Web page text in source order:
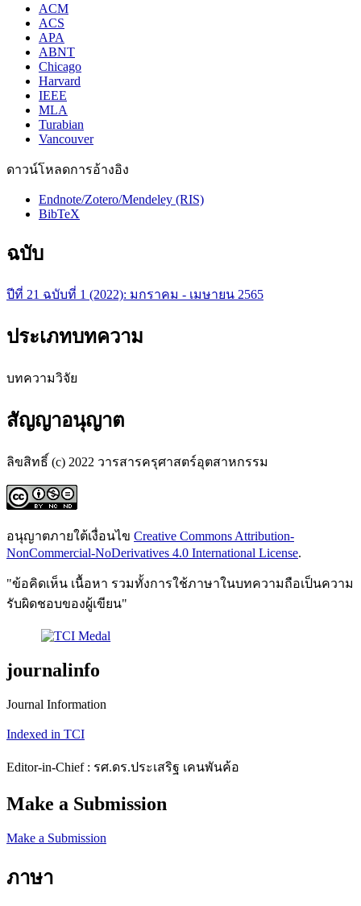
ACM
ACS
APA
ABNT
Chicago
Harvard
IEEE
MLA
Turabian
Vancouver
ดาวน์โหลดการอ้างอิง
Endnote/Zotero/Mendeley (RIS)
BibTeX
ฉบับ
ปีที่ 21 ฉบับที่ 1 (2022): มกราคม - เมษายน 2565
ประเภทบทความ
บทความวิจัย
สัญญาอนุญาต
ลิขสิทธิ์ (c) 2022 วารสารครุศาสตร์อุตสาหกรรม
อนุญาตภายใต้เงื่อนไข Creative Commons Attribution-
NonCommercial-NoDerivatives 4.0 International License.
"ข้อคิดเห็น เนื้อหา รวมทั้งการใช้ภาษาในบทความถือเป็นความ
รับผิดชอบของผู้เขียน"
journalinfo
Journal Information
Indexed in TCI
Editor-in-Chief : รศ.ดร.ประเสริฐ เคนพันค้อ
Make a Submission
Make a Submission
ภาษา